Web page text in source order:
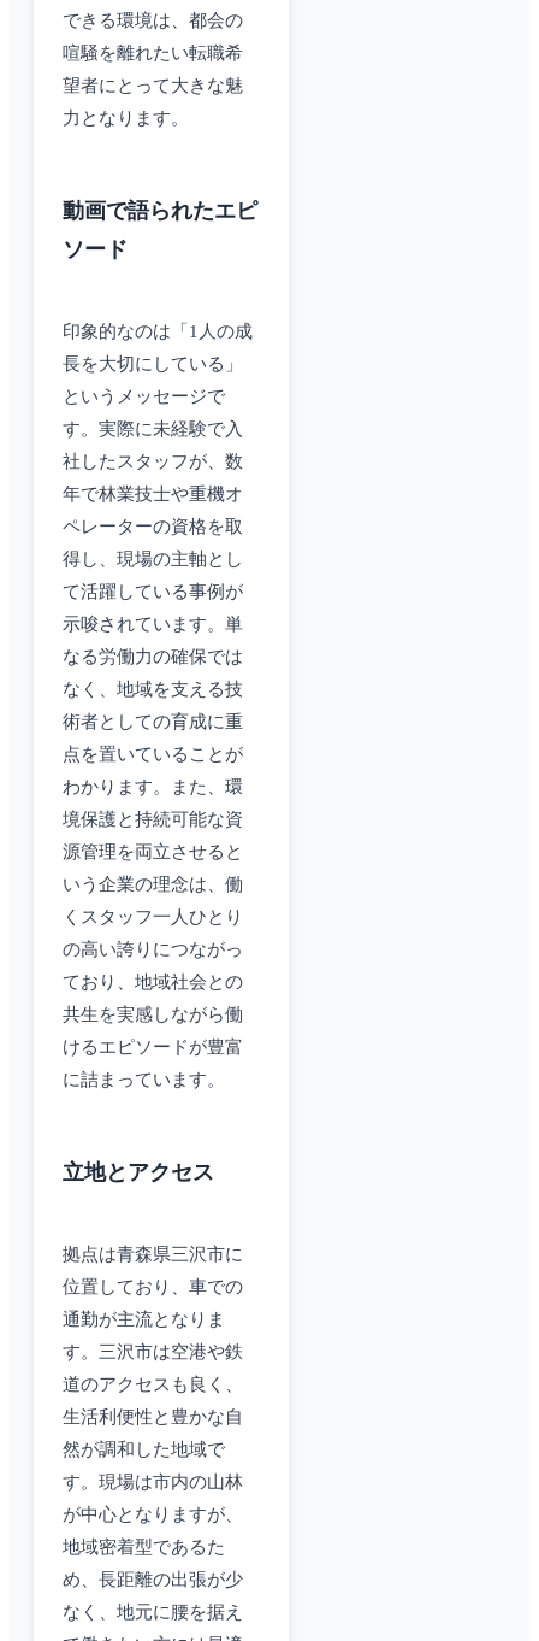
できる環境は、都会の
喧騒を離れたい転職希
望者にとって大きな魅
力となります。
動画で語られたエピ
ソード
印象的なのは「1人の成
長を大切にしている」
というメッセージで
す。実際に未経験で入
社したスタッフが、数
年で林業技士や重機オ
ペレーターの資格を取
得し、現場の主軸とし
て活躍している事例が
示唆されています。単
なる労働力の確保では
なく、地域を支える技
術者としての育成に重
点を置いていることが
わかります。また、環
境保護と持続可能な資
源管理を両立させると
いう企業の理念は、働
くスタッフ一人ひとり
の高い誇りにつながっ
ており、地域社会との
共生を実感しながら働
けるエピソードが豊富
に詰まっています。
立地とアクセス
拠点は青森県三沢市に
位置しており、車での
通勤が主流となりま
す。三沢市は空港や鉄
道のアクセスも良く、
生活利便性と豊かな自
然が調和した地域で
す。現場は市内の山林
が中心となりますが、
地域密着型であるた
め、長距離の出張が少
なく、地元に腰を据え